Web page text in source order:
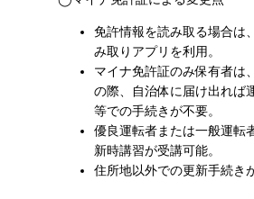
免許情報を読み取る場合は
み取りアプリを利用。
マイナ免許証のみ保有者は
の際、自治体に届け出れば
等での手続きが不要。
優良運転者または一般運転
新時講習が受講可能。
住所地以外での更新手続き